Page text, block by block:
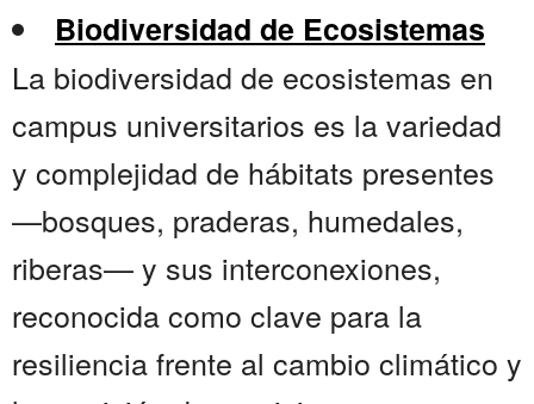
Biodiversidad de Ecosistemas
La biodiversidad de ecosistemas en
campus universitarios es la variedad
y complejidad de hábitats presentes
—bosques, praderas, humedales,
riberas— y sus interconexiones,
reconocida como clave para la
resiliencia frente al cambio climático y